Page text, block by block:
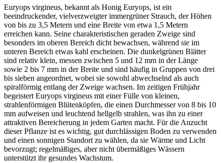
Euryops virgineus, bekannt als Honig Euryops, ist ein
beeindruckender, vielverzweigter immergrüner Strauch, der Höhen
von bis zu 3,5 Metern und eine Breite von etwa 1,5 Metern
erreichen kann. Seine charakteristischen geraden Zweige sind
besonders im oberen Bereich dicht bewachsen, während sie im
unteren Bereich etwas kahl erscheinen. Die dunkelgrünen Blätter
sind relativ klein, messen zwischen 5 und 12 mm in der Länge
sowie 2 bis 7 mm in der Breite und sind häufig in Gruppen von drei
bis sieben angeordnet, wobei sie sowohl abwechselnd als auch
spiralförmig entlang der Zweige wachsen. Im zeitigen Frühjahr
begeistert Euryops virgineus mit einer Fülle von kleinen,
strahlenförmigen Blütenköpfen, die einen Durchmesser von 8 bis 10
mm aufweisen und leuchtend hellgelb strahlen, was ihn zu einer
attraktiven Bereicherung in jedem Garten macht. Für die Anzucht
dieser Pflanze ist es wichtig, gut durchlässigen Boden zu verwenden
und einen sonnigen Standort zu wählen, da sie Wärme und Licht
bevorzugt; regelmäßiges, aber nicht übermäßiges Wässern
unterstützt ihr gesundes Wachstum.